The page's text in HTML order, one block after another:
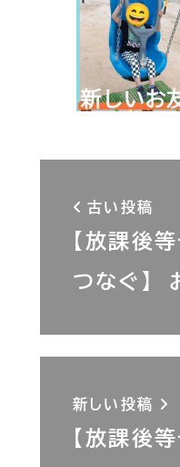
古い投稿
【放課後
つなぐ】
新しい投稿
【放課後